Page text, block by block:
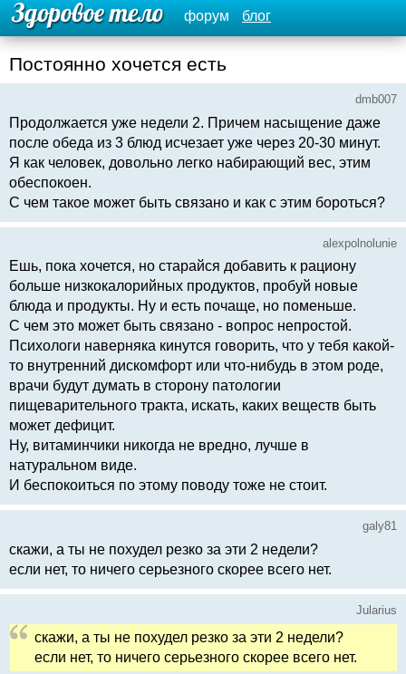
форум блог
Постоянно хочется есть
dmb007
Продолжается уже недели 2. Причем насыщение даже
после обеда из 3 блюд исчезает уже через 20-30 минут.
Я как человек, довольно легко набирающий вес, этим
обеспокоен.
С чем такое может быть связано и как с этим бороться?
alexpolnolunie
Ешь, пока хочется, но старайся добавить к рациону
больше низкокалорийных продуктов, пробуй новые
блюда и продукты. Ну и есть почаще, но поменьше.
С чем это может быть связано - вопрос непростой.
Психологи наверняка кинутся говорить, что у тебя какой-
то внутренний дискомфорт или что-нибудь в этом роде,
врачи будут думать в сторону патологии
пищеварительного тракта, искать, каких веществ быть
может дефицит.
Ну, витаминчики никогда не вредно, лучше в
натуральном виде.
И беспокоиться по этому поводу тоже не стоит.
galy81
скажи, а ты не похудел резко за эти 2 недели?
если нет, то ничего серьезного скорее всего нет.
Jularius
скажи, а ты не похудел резко за эти 2 недели?
если нет, то ничего серьезного скорее всего нет.